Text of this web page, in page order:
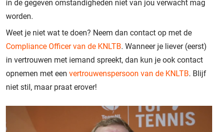
in de gegeven omstandigheden niet van jou verwacht mag
worden.
Weet je niet wat te doen? Neem dan contact op met de
Compliance Officer van de KNLTB. Wanneer je liever (eerst)
in vertrouwen met iemand spreekt, dan kun je ook contact
opnemen met een vertrouwenspersoon van de KNLTB. Blijf
niet stil, maar praat erover!